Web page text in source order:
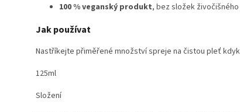
100 % veganský produkt, bez složek
Jak používat
Nastříkejte přiměřené množství spreje na čistou pleť
125ml
Složení